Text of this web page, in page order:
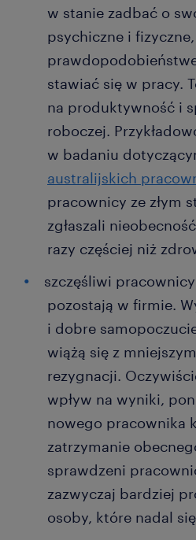
w stanie zadbać o
psychiczne i
stawiać się w pracy.
na produktywność i
roboczej.
w badaniu
australijskich
pracownicy ze złym
zgłaszali
razy częściej niż
szczęśliwi
pozostają w firmie.
i dobre
wiążą się z
rezygnacji.
wpływ na wyniki,
nowego pracownika
zatrzymanie
sprawdzeni
zazwyczaj bardziej
osoby, które nadal